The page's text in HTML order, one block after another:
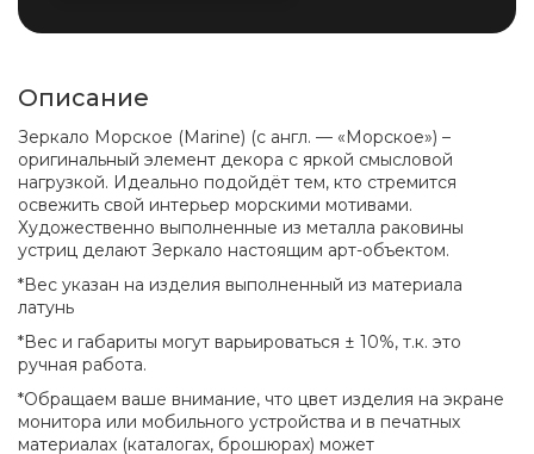
Описание
Зеркало Морское (Marine) (с англ. — «Морское») –
оригинальный элемент декора с яркой смысловой
нагрузкой. Идеально подойдёт тем, кто стремится
освежить свой интерьер морскими мотивами.
Художественно выполненные из металла раковины
устриц делают Зеркало настоящим арт-объектом.
*Вес указан на изделия выполненный из материала
латунь
*Вес и габариты могут варьироваться ± 10%, т.к. это
ручная работа.
*Обращаем ваше внимание, что цвет изделия на экране
монитора или мобильного устройства и в печатных
материалах (каталогах, брошюрах) может